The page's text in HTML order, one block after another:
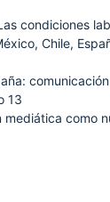
condiciones
Chile,
13
como